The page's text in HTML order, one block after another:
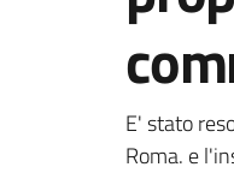
E' stato
Roma. e